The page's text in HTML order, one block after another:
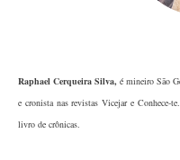
Raphael Cerqueira Silva,é mineiro São
e cronista nas revistas Vicejar e Conhece-
livro de crônicas.